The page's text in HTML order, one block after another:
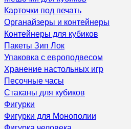
Карточки под печать
Органайзеры и контейнеры
Контейнеры для кубиков
Пакеты Зип Лок
Упаковка с европодвесом
Хранение настольных игр
Песочные часы
Стаканы для кубиков
Фигурки
Фигурки для Монополии